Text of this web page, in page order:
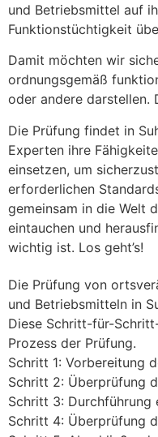
und Betriebsmittel auf
Funktionstüchtigkeit
Damit möchten wir
ordnungsgemäß
oder andere darstellen.
Die Prüfung findet in
Experten ihre
einsetzen, um
erforderlichen
gemeinsam in die Welt
eintauchen und
wichtig ist. Los geht’s!
Die Prüfung von
und Betriebsmitteln in
Diese Schritt-für-
Prozess der Prüfung.
Schritt 1: Vorbereitung
Schritt 2: Überprüfung
Schritt 3: Durchführung
Schritt 4: Überprüfung